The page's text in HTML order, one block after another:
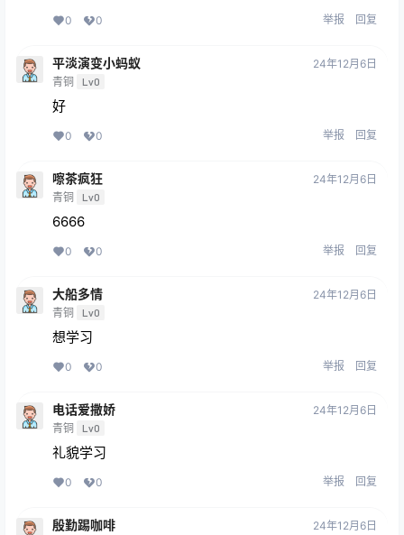
0 0 举报 回复
平淡演变小蚂蚁
青铜 Lv0
24年12月6日
好
0 0 举报 回复
嚓茶疯狂
青铜 Lv0
24年12月6日
6666
0 0 举报 回复
大船多情
青铜 Lv0
24年12月6日
想学习
0 0 举报 回复
电话爱撒娇
青铜 Lv0
24年12月6日
礼貌学习
0 0 举报 回复
殷勤踢咖啡 24年12月6日